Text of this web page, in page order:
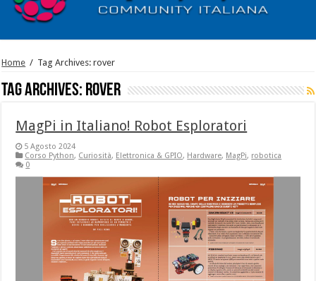
Home / Tag Archives: rover
Tag Archives: rover
MagPi in Italiano! Robot Esploratori
5 Agosto 2024
Corso Python, Curiosità, Elettronica & GPIO, Hardware, MagPi, robotica
0